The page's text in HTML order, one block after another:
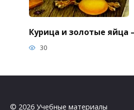
Курица и золотые яйца
30
© 2026 Учебные материалы